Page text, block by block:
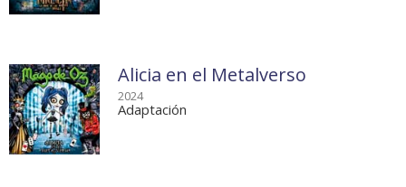
Alicia en el Metalverso
2024
Adaptación